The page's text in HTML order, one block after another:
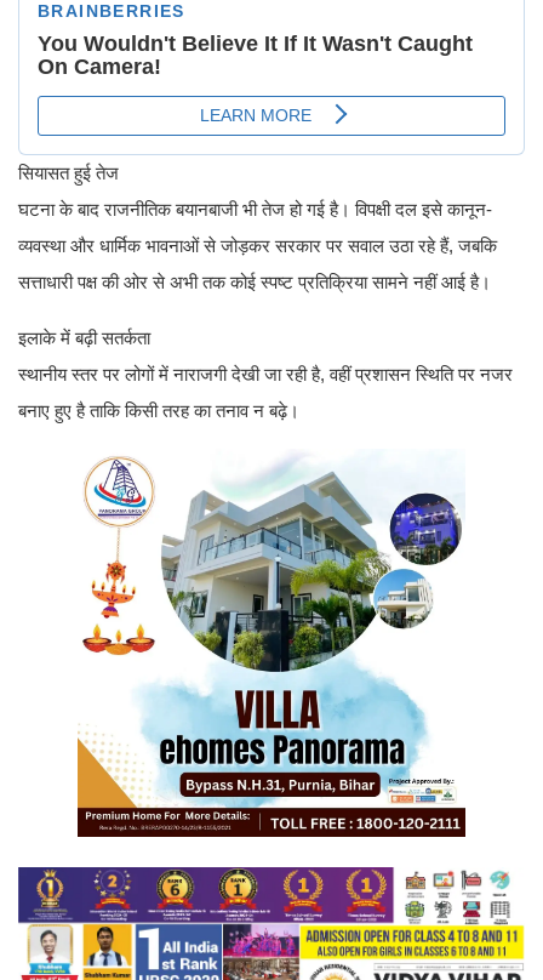
सियासत हुई तेज
घटना के बाद राजनीतिक बयानबाजी भी तेज हो गई है। विपक्षी दल इसे कानून-
व्यवस्था और धार्मिक भावनाओं से जोड़कर सरकार पर सवाल उठा रहे हैं, जबकि
सत्ताधारी पक्ष की ओर से अभी तक कोई स्पष्ट प्रतिक्रिया सामने नहीं आई है।
इलाके में बढ़ी सतर्कता
स्थानीय स्तर पर लोगों में नाराजगी देखी जा रही है, वहीं प्रशासन स्थिति पर नजर
बनाए हुए है ताकि किसी तरह का तनाव न बढ़े।